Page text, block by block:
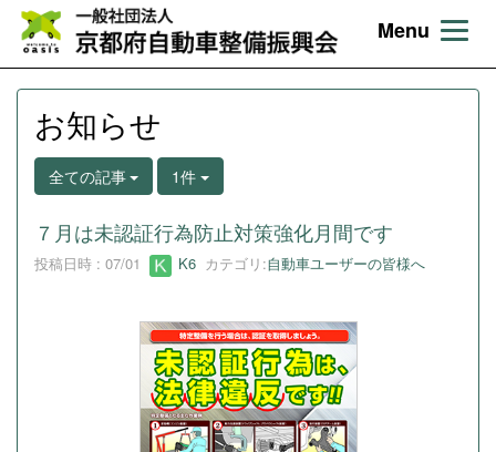
Menu
お知らせ
全ての記事 1件
７月は未認証行為防止対策強化月間です
投稿日時 : 07/01 K6 カテゴリ:自動車ユーザーの皆様へ